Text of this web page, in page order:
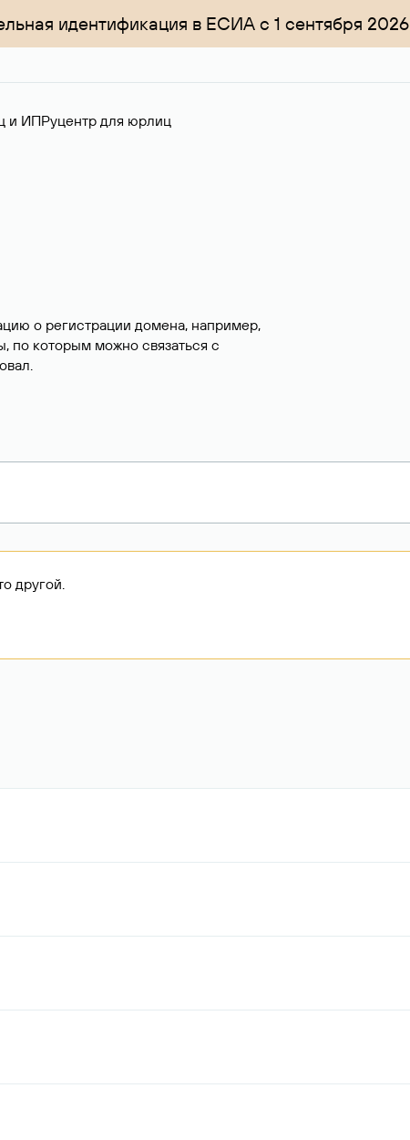
идентификация в ЕСИА с 1 сентября 2026
и ИПРуцентр для юрлиц
о регистрации домена, например,
по которым можно связаться с
другой.